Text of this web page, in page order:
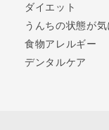
ダイエット
うんちの状態が気
食物アレルギー
デンタルケア